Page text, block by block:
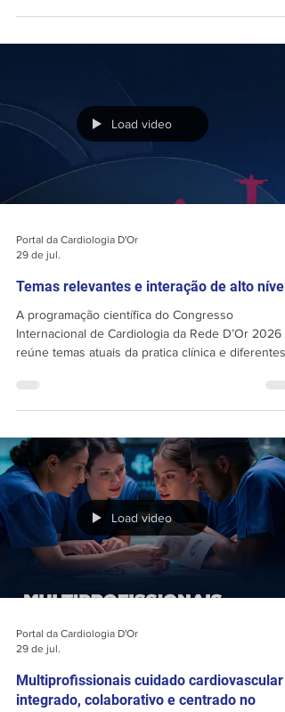
em arritmias e intervenções estruturais, além de
contemporâneas de estratificação de risco
cardiovascular, controle lipídico e manejo da
doença arterial coronari
Load video
29 de jul.
Temas relevantes e interação de alto nível
A programação científica do Congresso
Internacional de Cardiologia da Rede D’Or 2026
reúne temas atuais da pratica clínica e diferentes
Ginecologia para discussões essenciais de temas
do dia a dia de consultório e dos hospitais. Um
encontro para atualizar conhecimentos, trocar
experiências e ampliar conexões. Garanta já a sua
inscrição: congressocardiologiador.com 📅 06 a
de agost
Load video
29 de jul.
Multiprofissionais cuidado cardiovascular